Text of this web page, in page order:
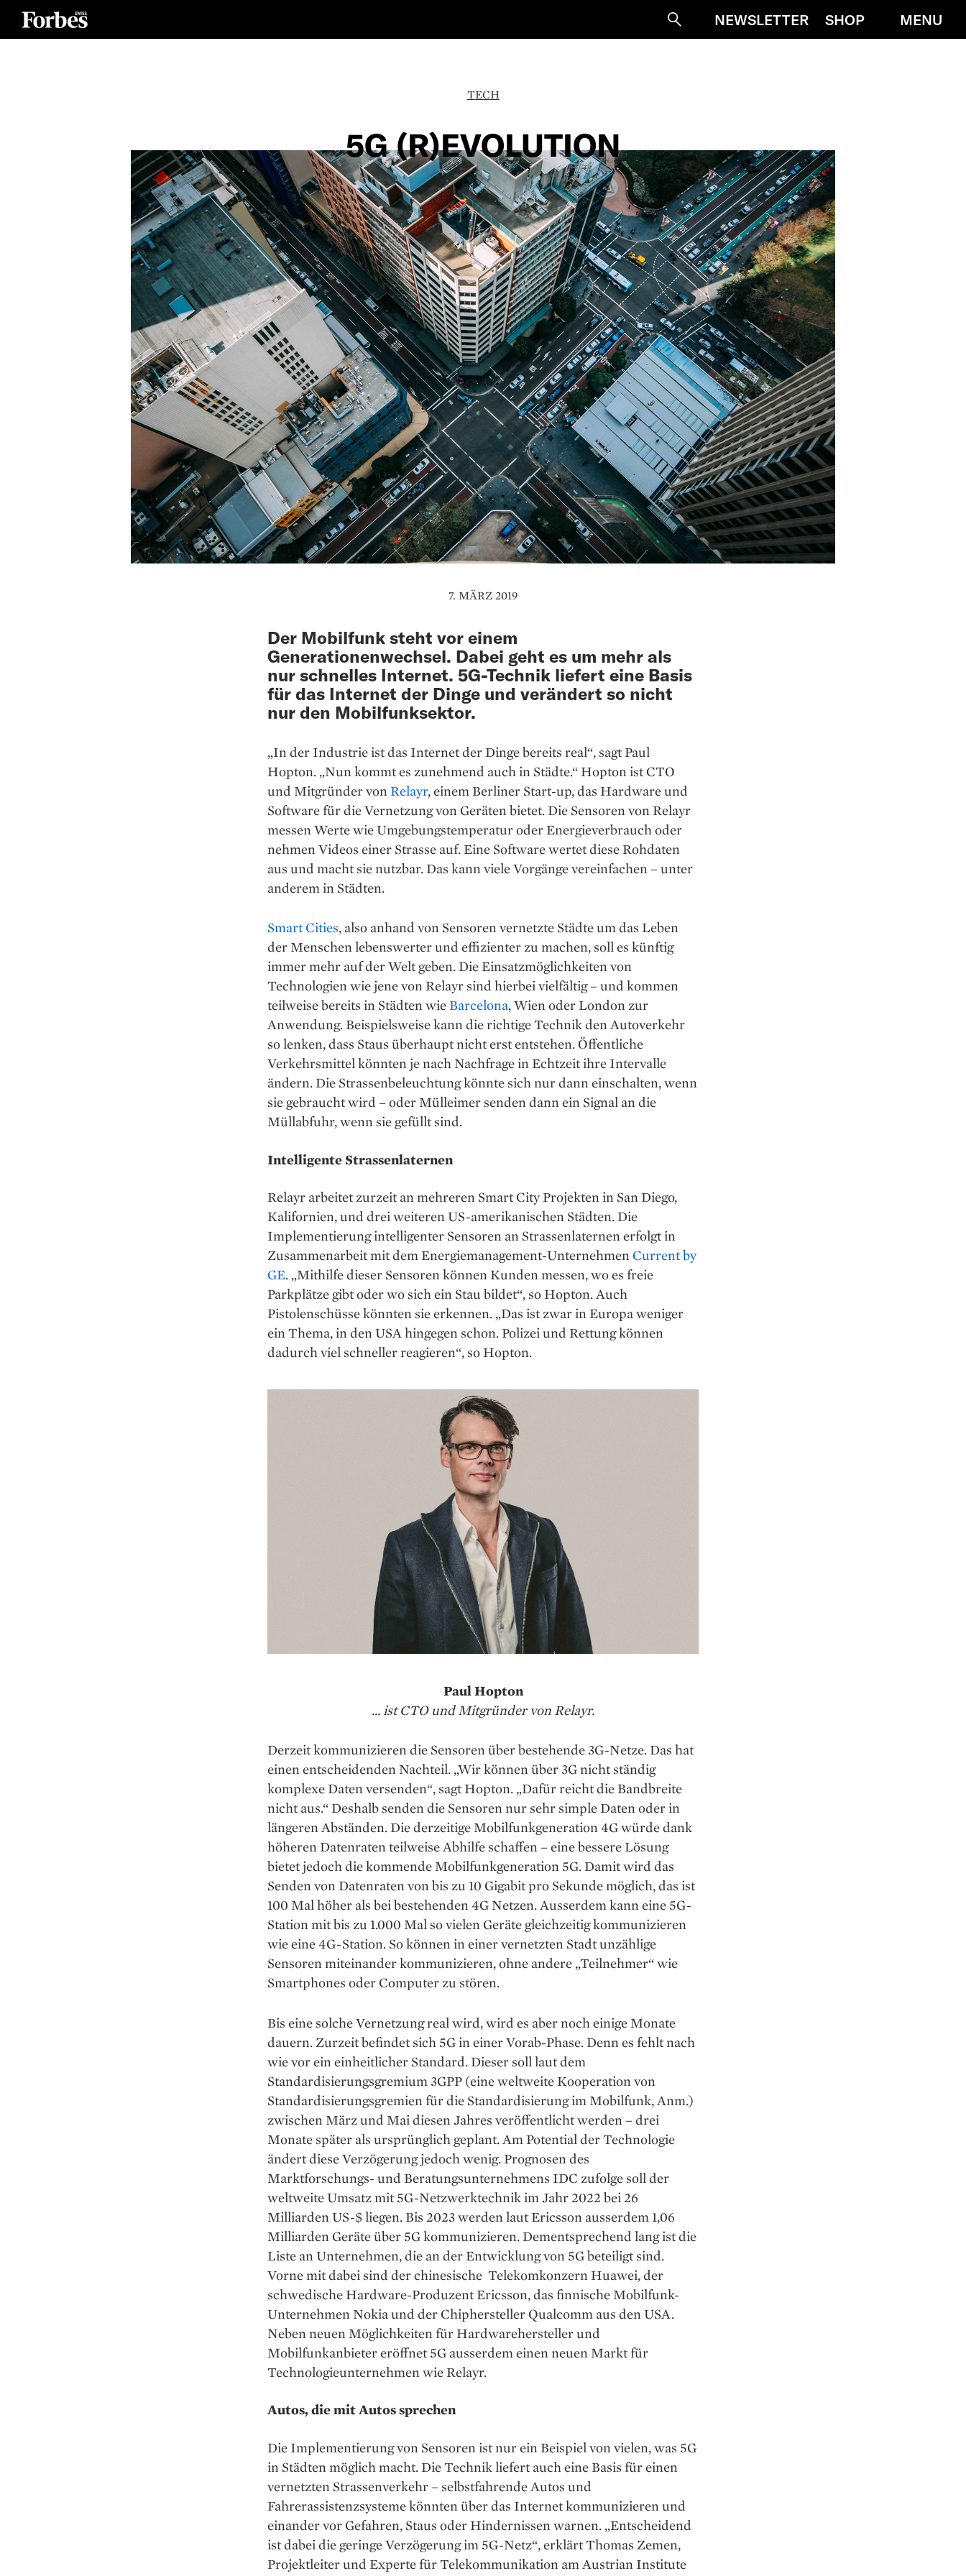
SucheNEWSLETTER SHOP MENU
TECH
5G (R)EVOLUTION
7. MÄRZ 2019
Der Mobilfunk steht vor einem
Generationenwechsel. Dabei geht es um mehr als
nur schnelles Internet. 5G-Technik liefert eine Basis
für das Internet der Dinge und verändert so nicht
nur den Mobilfunksektor.
„In der Industrie ist das Internet der Dinge bereits real“, sagt Paul
Hopton. „Nun kommt es zunehmend auch in Städte.“ Hopton ist CTO
und Mitgründer von Relayr, einem Berliner Start-up, das Hardware und
Software für die Vernetzung von Geräten bietet. Die Sensoren von Relayr
messen Werte wie Umgebungstemperatur oder Energieverbrauch oder
nehmen Videos einer Strasse auf. Eine Software wertet diese Rohdaten
aus und macht sie nutzbar. Das kann viele Vorgänge vereinfachen – unter
anderem in Städten.
Smart Cities, also anhand von Sensoren vernetzte Städte um das Leben
der Menschen lebenswerter und effizienter zu machen, soll es künftig
immer mehr auf der Welt geben. Die Einsatzmöglichkeiten von
Technologien wie jene von Relayr sind hierbei vielfältig – und kommen
teilweise bereits in Städten wieBarcelona, Wien oder London zur
Anwendung. Beispielsweise kann die richtige Technik den Autoverkehr
so lenken, dass Staus überhaupt nicht erst entstehen. Öffentliche
Verkehrsmittel könnten je nach Nachfrage in Echtzeit ihre Intervalle
ändern. Die Strassenbeleuchtung könnte sich nur dann einschalten, wenn
sie gebraucht wird – oder Mülleimer senden dann ein Signal an die
Müllabfuhr, wenn sie gefüllt sind.
Intelligente Strassenlaternen
Relayr arbeitet zurzeit an mehreren Smart City Projekten in San Diego,
Kalifornien, und drei weiteren US-amerikanischen Städten. Die
Implementierung intelligenter Sensoren an Strassenlaternen erfolgt in
Zusammenarbeit mit dem Energiemanagement-Unternehmen Current by
GE. „Mithilfe dieser Sensoren können Kunden messen, wo es freie
Parkplätze gibt oder wo sich ein Stau bildet“, so Hopton. Auch
Pistolenschüsse könnten sie erkennen. „Das ist zwar in Europa weniger
ein Thema, in den USA hingegen schon. Polizei und Rettung können
dadurch viel schneller reagieren“, so Hopton.
Paul Hopton
... ist CTO und Mitgründer von Relayr.
Derzeit kommunizieren die Sensoren über bestehende 3G-Netze. Das hat
einen entscheidenden Nachteil. „Wir können über 3G nicht ständig
komplexe Daten versenden“, sagt Hopton. „Dafür reicht die Bandbreite
nicht aus.“ Deshalb senden die Sensoren nur sehr simple Daten oder in
längeren Abständen. Die derzeitige Mobilfunkgeneration 4G würde dank
höheren Datenraten teilweise Abhilfe schaffen – eine bessere Lösung
bietet jedoch die kommende Mobilfunkgeneration 5G. Damit wird das
Senden von Datenraten von bis zu 10 Gigabit pro Sekunde möglich, das ist
100 Mal höher als bei bestehenden 4G Netzen. Ausserdem kann eine 5G-
Station mit bis zu 1.000 Mal so vielen Geräte gleichzeitig kommunizieren
wie eine 4G-Station. So können in einer vernetzten Stadt unzählige
Sensoren miteinander kommunizieren, ohne andere „Teilnehmer“ wie
Smartphones oder Computer zu stören.
Bis eine solche Vernetzung real wird, wird es aber noch einige Monate
dauern. Zurzeit befindet sich 5G in einer Vorab-Phase. Denn es fehlt nach
wie vor ein einheitlicher Standard. Dieser soll laut dem
Standardisierungsgremium 3GPP (eine weltweite Kooperation von
Standardisierungsgremien für die Standardisierung im Mobilfunk, Anm.)
zwischen März und Mai diesen Jahres veröffentlicht werden – drei
Monate später als ursprünglich geplant. Am Potential der Technologie
ändert diese Verzögerung jedoch wenig. Prognosen des
Marktforschungs- und Beratungsunternehmens IDC zufolge soll der
weltweite Umsatz mit 5G-Netzwerktechnik im Jahr 2022 bei 26
Milliarden US-$ liegen. Bis 2023 werden laut Ericsson ausserdem 1,06
Milliarden Geräte über 5G kommunizieren. Dementsprechend lang ist die
Liste an Unternehmen, die an der Entwicklung von 5G beteiligt sind.
Vorne mit dabei sind der chinesische Telekomkonzern Huawei, der
schwedische Hardware-Produzent Ericsson, das finnische Mobilfunk-
Unternehmen Nokia und der Chiphersteller Qualcomm aus den USA.
Neben neuen Möglichkeiten für Hardwarehersteller und
Mobilfunkanbieter eröffnet 5G ausserdem einen neuen Markt für
Technologieunternehmen wie Relayr.
Autos, die mit Autos sprechen
Die Implementierung von Sensoren ist nur ein Beispiel von vielen, was 5G
in Städten möglich macht. Die Technik liefert auch eine Basis für einen
vernetzten Strassenverkehr – selbstfahrende Autos und
Fahrerassistenzsysteme könnten über das Internet kommunizieren und
einander vor Gefahren, Staus oder Hindernissen warnen. „Entscheidend
ist dabei die geringe Verzögerung im 5G-Netz“, erklärt Thomas Zemen,
Projektleiter und Experte für Telekommunikation am Austrian Institute